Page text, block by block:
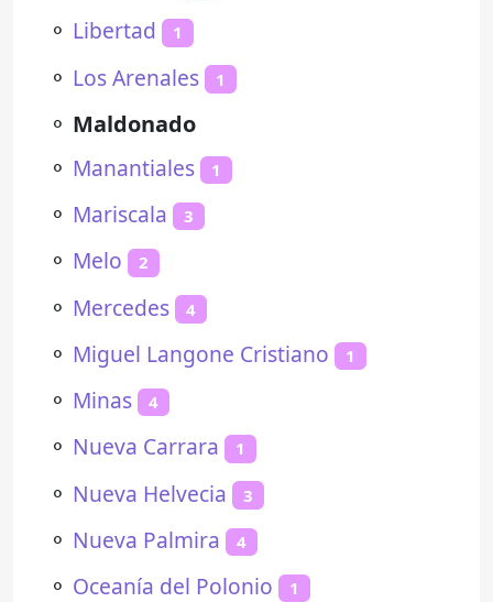
⚬ Libertad 1
⚬ Los Arenales 1
⚬ Maldonado
⚬ Manantiales 1
⚬ Mariscala 3
⚬ Melo 2
⚬ Mercedes 4
⚬ Miguel Langone Cristiano 1
⚬ Minas 4
⚬ Nueva Carrara 1
⚬ Nueva Helvecia 3
⚬ Nueva Palmira 4
⚬ Oceanía del Polonio 1